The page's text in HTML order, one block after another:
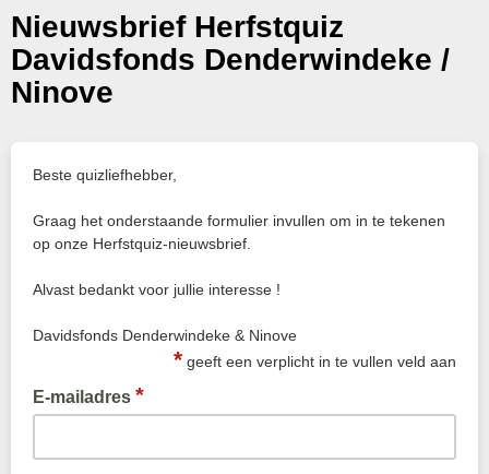
Nieuwsbrief Herfstquiz
Davidsfonds Denderwindeke /
Ninove
Beste quizliefhebber,
Graag het onderstaande formulier invullen om in te tekenen
op onze Herfstquiz-nieuwsbrief.
Alvast bedankt voor jullie interesse !
Davidsfonds Denderwindeke & Ninove
* geeft een verplicht in te vullen veld aan
E-mailadres *